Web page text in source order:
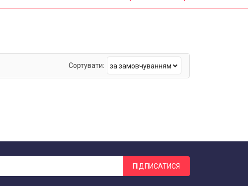
Сортувати: за замовчуванням
ПІДПИСАТИСЯ